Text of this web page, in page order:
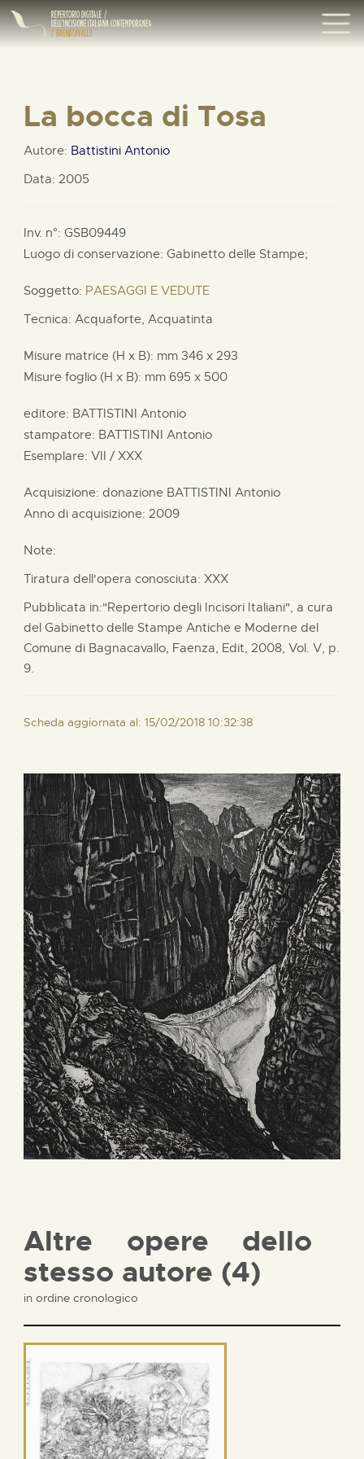
La bocca di Tosa
Autore: Battistini Antonio
Data: 2005
Inv. n°: GSB09449
Luogo di conservazione: Gabinetto delle Stampe;
Soggetto: PAESAGGI E VEDUTE
Tecnica: Acquaforte, Acquatinta
Misure matrice (H x B): mm 346 x 293
Misure foglio (H x B): mm 695 x 500
editore: BATTISTINI Antonio
stampatore: BATTISTINI Antonio
Esemplare: VII / XXX
Acquisizione: donazione BATTISTINI Antonio
Anno di acquisizione: 2009
Note:
Tiratura dell'opera conosciuta: XXX
Pubblicata in:"Repertorio degli Incisori Italiani", a cura
del Gabinetto delle Stampe Antiche e Moderne del
Comune di Bagnacavallo, Faenza, Edit, 2008, Vol. V, p.
9.
Scheda aggiornata al: 15/02/2018 10:32:38
Altre opere dello
stesso autore (4)
in ordine cronologico